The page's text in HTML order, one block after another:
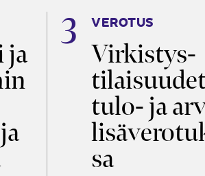
ja
VEROTUS
Virkistys­
tulo- ja
sa